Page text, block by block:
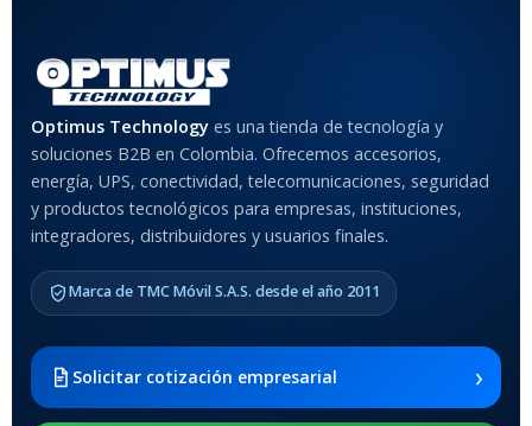
Anti-Shock
MODELO DE TABLETS
COMPATIBLES
2021 SM-x200 / Samsung
Galaxy Tab A8 10.5 2021 SM-
x205
Optimus Technology es una tienda de tecnología y
soluciones B2B en Colombia. Ofrecemos accesorios,
energía, UPS, conectividad, telecomunicaciones, seguridad
y productos tecnológicos para empresas, instituciones,
integradores, distribuidores y usuarios finales.
Marca de TMC Móvil S.A.S. desde el año 2011
Solicitar cotización empresarial ›